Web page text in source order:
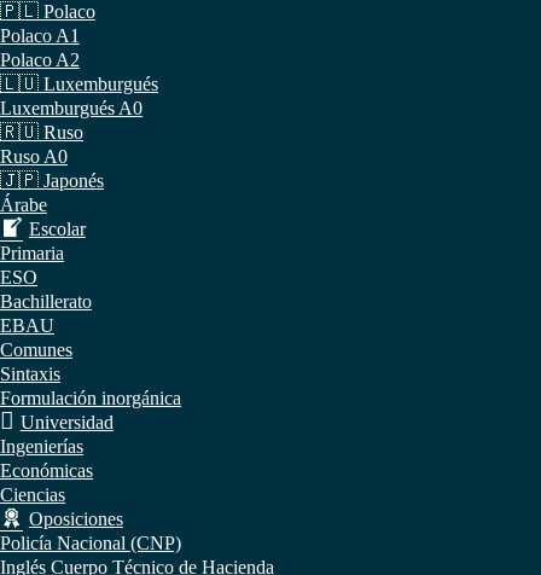
🇵🇱 Polaco
Polaco A1
Polaco A2
🇱🇺 Luxemburgués
Luxemburgués A0
🇷🇺 Ruso
Ruso A0
🇯🇵 Japonés
Árabe
Escolar
Primaria
ESO
Bachillerato
EBAU
Comunes
Sintaxis
Formulación inorgánica
Universidad
Ingenierías
Económicas
Ciencias
Oposiciones
Policía Nacional (CNP)
Inglés Cuerpo Técnico de Hacienda